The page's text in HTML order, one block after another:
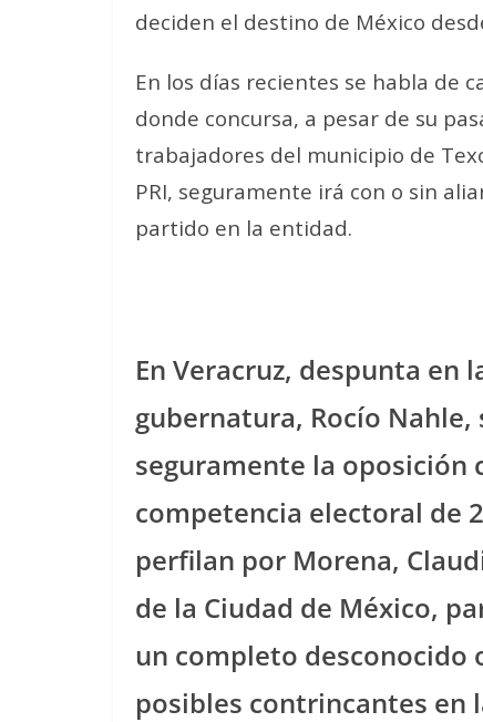
deciden el destino de México
En los días recientes se habla de
donde concursa, a pesar de su
trabajadores del municipio de
PRI, seguramente irá con o sin
partido en la entidad.
En Veracruz, despunta en
gubernatura, Rocío
seguramente la oposición
competencia electoral de
perfilan por Morena,
de la Ciudad de México,
un completo desconocido
posibles contrincantes en